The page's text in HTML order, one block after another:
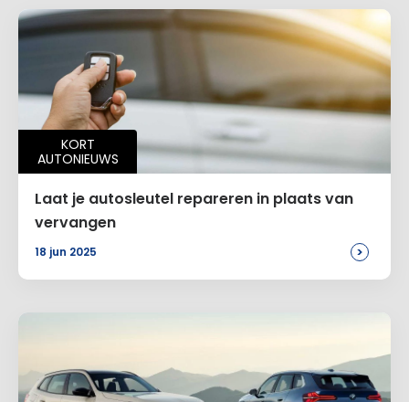
KORT
AUTONIEUWS
Laat je autosleutel repareren in plaats van
vervangen
18 jun 2025 >